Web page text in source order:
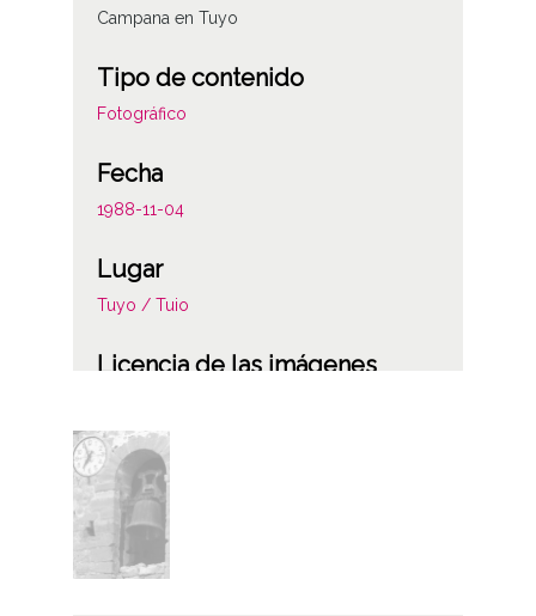
Campana en Tuyo
Tipo de contenido
Fotográfico
Fecha
1988-11-04
Lugar
Tuyo / Tuio
Licencia de las imágenes